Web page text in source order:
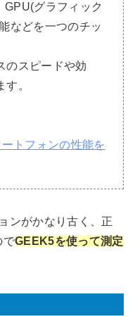
GPU(グラフィック
などを一つのチッ
のスピードや効
。
トフォンの性能を
ンがかなり古く、正
でGEEK5を使って測定